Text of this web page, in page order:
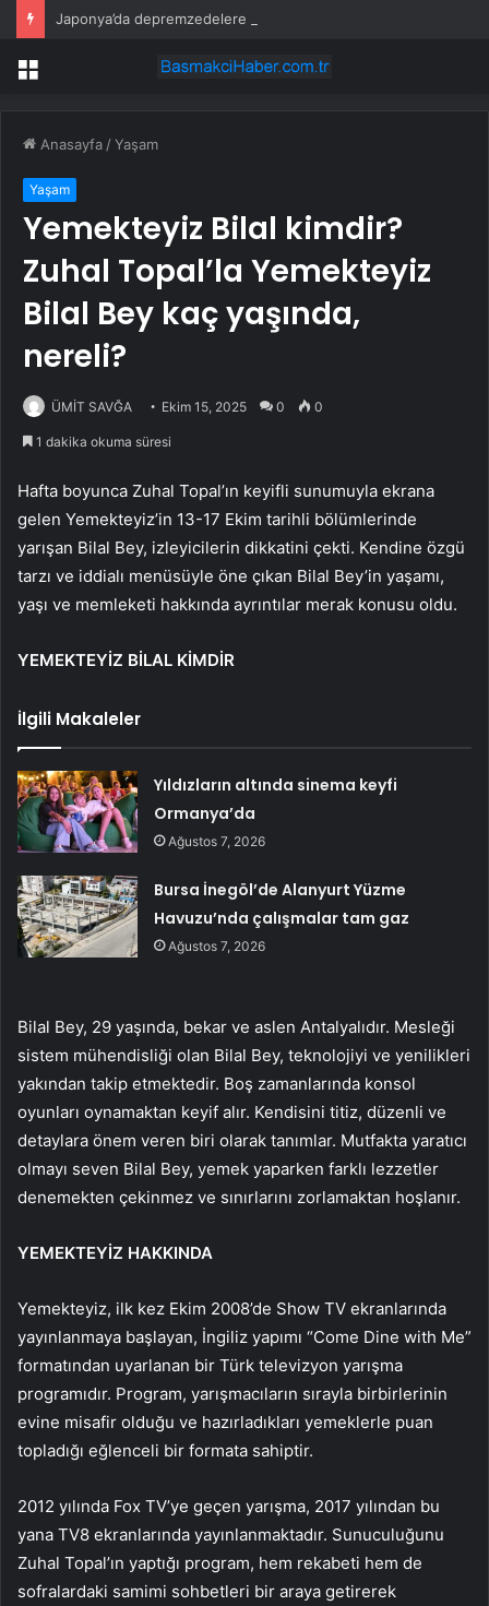
Menü
Anasayfa /Yaşam
Yaşam
Yemekteyiz Bilal kimdir?
Zuhal Topal’la Yemekteyiz
Bilal Bey kaç yaşında,
nereli?
ÜMİT SAVĞA Ekim 15, 2025 0 0
1 dakika okuma süresi
Hafta boyunca Zuhal Topal’ın keyifli sunumuyla ekrana
gelen Yemekteyiz’in 13-17 Ekim tarihli bölümlerinde
yarışan Bilal Bey, izleyicilerin dikkatini çekti. Kendine özgü
tarzı ve iddialı menüsüyle öne çıkan Bilal Bey’in yaşamı,
yaşı ve memleketi hakkında ayrıntılar merak konusu oldu.
YEMEKTEYİZ BİLAL KİMDİR
İlgili Makaleler
Yıldızların altında sinema keyfi
Ormanya’da
Ağustos 7, 2026
Bursa İnegöl’de Alanyurt Yüzme
Havuzu’nda çalışmalar tam gaz
Ağustos 7, 2026
Bilal Bey, 29 yaşında, bekar ve aslen Antalyalıdır. Mesleği
sistem mühendisliği olan Bilal Bey, teknolojiyi ve yenilikleri
yakından takip etmektedir. Boş zamanlarında konsol
oyunları oynamaktan keyif alır. Kendisini titiz, düzenli ve
detaylara önem veren biri olarak tanımlar. Mutfakta yaratıcı
olmayı seven Bilal Bey, yemek yaparken farklı lezzetler
denemekten çekinmez ve sınırlarını zorlamaktan hoşlanır.
YEMEKTEYİZ HAKKINDA
Yemekteyiz, ilk kez Ekim 2008’de Show TV ekranlarında
yayınlanmaya başlayan, İngiliz yapımı “Come Dine with Me”
formatından uyarlanan bir Türk televizyon yarışma
programıdır. Program, yarışmacıların sırayla birbirlerinin
evine misafir olduğu ve hazırladıkları yemeklerle puan
topladığı eğlenceli bir formata sahiptir.
2012 yılında Fox TV’ye geçen yarışma, 2017 yılından bu
yana TV8 ekranlarında yayınlanmaktadır. Sunuculuğunu
Zuhal Topal’ın yaptığı program, hem rekabeti hem de
sofralardaki samimi sohbetleri bir araya getirerek